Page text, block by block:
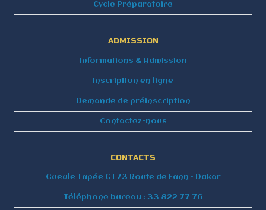
Cycle Préparatoire
ADMISSION
Informations & Admission
Inscription en ligne
Demande de préinscription
Contactez-nous
CONTACTS
Gueule Tapée GT73 Route de Fann – Dakar
Téléphone bureau : 33 822 77 76